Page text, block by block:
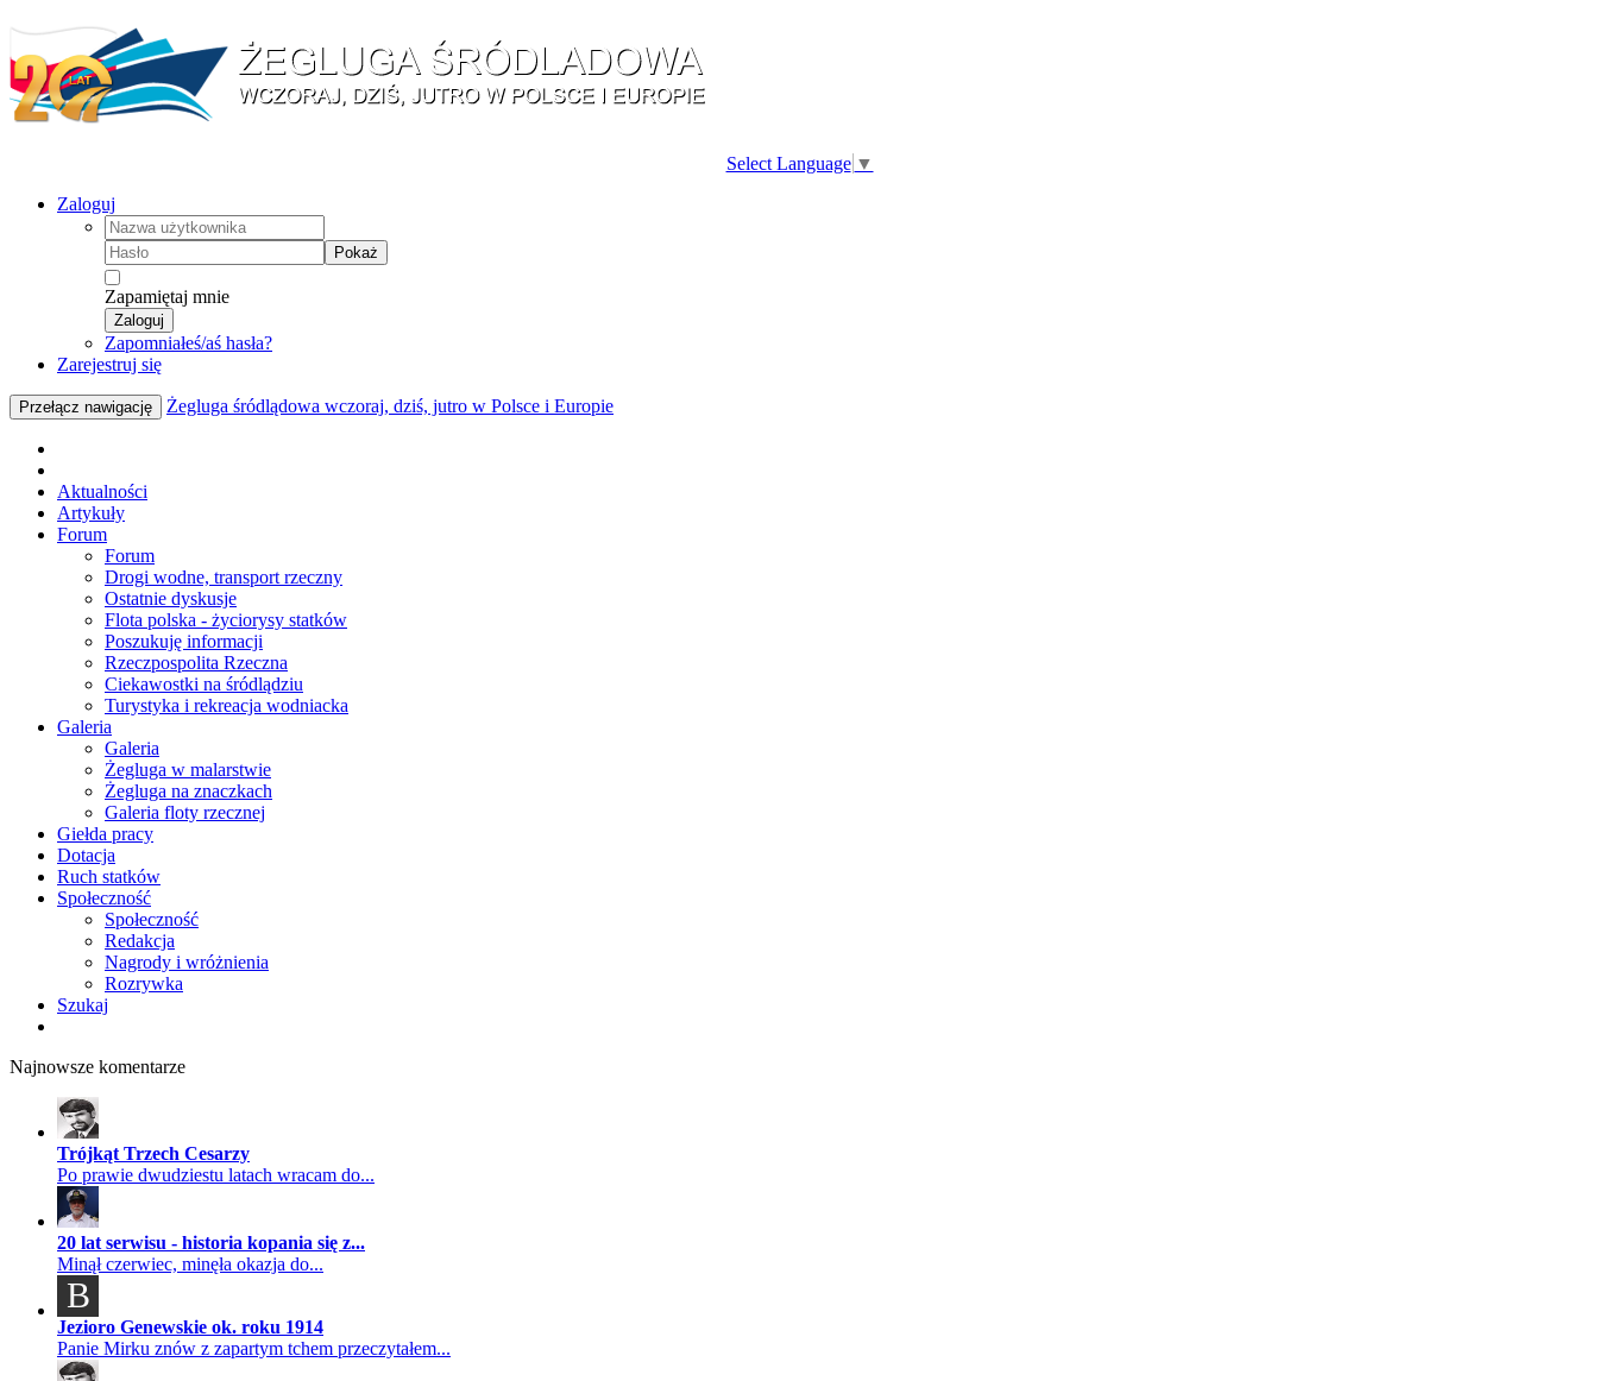
Select Language ▼
Zaloguj
Pokaż
Zapamiętaj mnie
Zaloguj
Zapomniałeś/aś hasła?
Zarejestruj się
Przełącz nawigację Żegluga śródlądowa wczoraj, dziś, jutro w Polsce i Europie
Aktualności
Artykuły
Forum
Forum
Drogi wodne, transport rzeczny
Ostatnie dyskusje
Flota polska - życiorysy statków
Poszukuję informacji
Rzeczpospolita Rzeczna
Ciekawostki na śródlądziu
Turystyka i rekreacja wodniacka
Galeria
Galeria
Żegluga w malarstwie
Żegluga na znaczkach
Galeria floty rzecznej
Giełda pracy
Dotacja
Ruch statków
Społeczność
Społeczność
Redakcja
Nagrody i wróżnienia
Rozrywka
Szukaj
Najnowsze komentarze
Trójkąt Trzech Cesarzy
Po prawie dwudziestu latach wracam do...
20 lat serwisu - historia kopania się z...
Minął czerwiec, minęła okazja do...
B
Jezioro Genewskie ok. roku 1914
Panie Mirku znów z zapartym tchem przeczytałem...